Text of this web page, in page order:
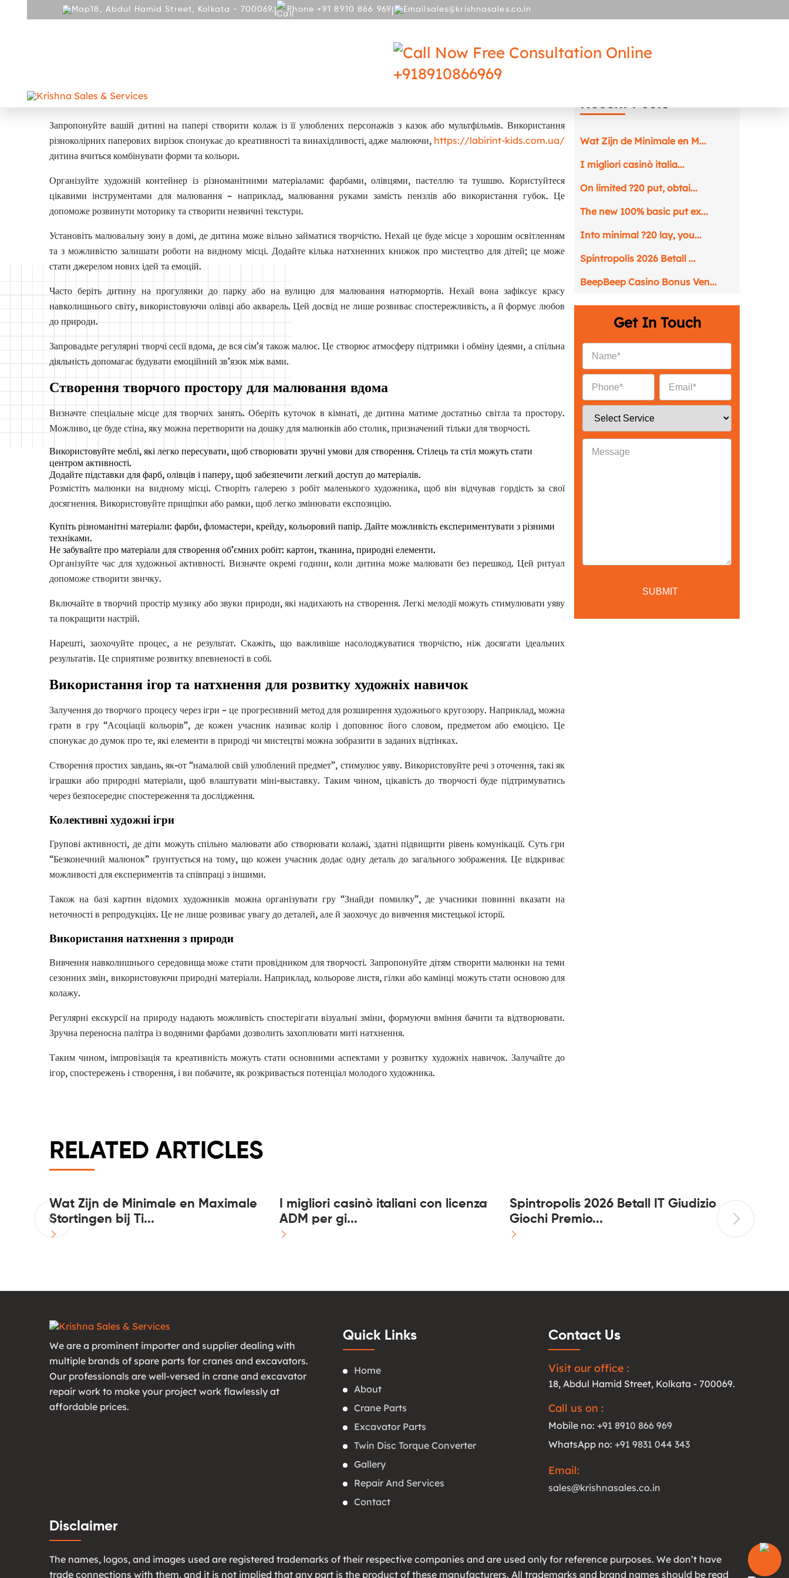
18, Abdul Hamid Street, Kolkata - 700069.| Phone +91 8910 866 969 | sales@krishnasales.co.in
Free Consultation Online
+918910866969
Request a CallBack
Service *
Способи залучення дітей до малювання щодня та їх користь
Запропонуйте вашій дитині на папері створити колаж із її улюблених персонажів з казок або мультфільмів. Використання
різноколірних паперових вирізок спонукає до креативності та винахідливості, адже малюючи, https://labirint-kids.com.ua/
дитина вчиться комбінувати форми та кольори.
Організуйте художній контейнер із різноманітними матеріалами: фарбами, олівцями, пастеллю та тушшю. Користуйтеся
цікавими інструментами для малювання – наприклад, малювання руками замість пензлів або використання губок. Це
допоможе розвинути моторику та створити незвичні текстури.
Установіть малювальну зону в домі, де дитина може вільно займатися творчістю. Нехай це буде місце з хорошим освітленням
та з можливістю залишати роботи на видному місці. Додайте кілька натхненних книжок про мистецтво для дітей; це може
стати джерелом нових ідей та емоцій.
Часто беріть дитину на прогулянки до парку або на вулицю для малювання натюрмортів. Нехай вона зафіксує красу
навколишнього світу, використовуючи олівці або акварель. Цей досвід не лише розвиває спостережливість, а й формує любов
до природи.
Запровадьте регулярні творчі сесії вдома, де вся сім’я також малює. Це створює атмосферу підтримки і обміну ідеями, а спільна
діяльність допомагає будувати емоційний зв’язок між вами.
Створення творчого простору для малювання вдома
Визначте спеціальне місце для творчих занять. Оберіть куточок в кімнаті, де дитина матиме достатньо світла та простору.
Можливо, це буде стіна, яку можна перетворити на дошку для малюнків або столик, призначений тільки для творчості.
Використовуйте меблі, які легко пересувати, щоб створювати зручні умови для створення. Стілець та стіл можуть стати
центром активності.
Додайте підставки для фарб, олівців і паперу, щоб забезпечити легкий доступ до матеріалів.
Розмістіть малюнки на видному місці. Створіть галерею з робіт маленького художника, щоб він відчував гордість за свої
досягнення. Використовуйте прищіпки або рамки, щоб легко змінювати експозицію.
Купіть різноманітні матеріали: фарби, фломастери, крейду, кольоровий папір. Дайте можливість експериментувати з різними
техніками.
Не забувайте про матеріали для створення об’ємних робіт: картон, тканина, природні елементи.
Організуйте час для художньої активності. Визначте окремі години, коли дитина може малювати без перешкод. Цей ритуал
допоможе створити звичку.
Включайте в творчий простір музику або звуки природи, які надихають на створення. Легкі мелодії можуть стимулювати уяву
та покращити настрій.
Нарешті, заохочуйте процес, а не результат. Скажіть, що важливіше насолоджуватися творчістю, ніж досягати ідеальних
результатів. Це сприятиме розвитку впевненості в собі.
Використання ігор та натхнення для розвитку художніх навичок
Залучення до творчого процесу через ігри – це прогресивний метод для розширення художнього кругозору. Наприклад, можна
грати в гру “Асоціації кольорів”, де кожен учасник називає колір і доповнює його словом, предметом або емоцією. Це
спонукає до думок про те, які елементи в природі чи мистецтві можна зобразити в заданих відтінках.
Створення простих завдань, як-от “намалюй свій улюблений предмет”, стимулює уяву. Використовуйте речі з оточення, такі як
іграшки або природні матеріали, щоб влаштувати міні-выставку. Таким чином, цікавість до творчості буде підтримуватись
через безпосереднє спостереження та дослідження.
Колективні художні ігри
Групові активності, де діти можуть спільно малювати або створювати колажі, здатні підвищити рівень комунікації. Суть гри
“Безконечний малюнок” ґрунтується на тому, що кожен учасник додає одну деталь до загального зображення. Це відкриває
можливості для експериментів та співпраці з іншими.
Також на базі картин відомих художників можна організувати гру “Знайди помилку”, де учасники повинні вказати на
неточності в репродукціях. Це не лише розвиває увагу до деталей, але й заохочує до вивчення мистецької історії.
Використання натхнення з природи
Вивчення навколишнього середовища може стати провідником для творчості. Запропонуйте дітям створити малюнки на теми
сезонних змін, використовуючи природні матеріали. Наприклад, кольорове листя, гілки або камінці можуть стати основою для
колажу.
Регулярні екскурсії на природу надають можливість спостерігати візуальні зміни, формуючи вміння бачити та відтворювати.
Зручна переносна палітра із водяними фарбами дозволить захоплювати миті натхнення.
Таким чином, імпровізація та креативність можуть стати основними аспектами у розвитку художніх навичок. Залучайте до
ігор, спостережень і створення, і ви побачите, як розкривається потенціал молодого художника.
Recent Posts
Wat Zijn de Minimale en M...
I migliori casinò italia...
On limited ?20 put, obtai...
The new 100% basic put ex...
Into minimal ?20 lay, you...
Spintropolis 2026 Betall ...
BeepBeep Casino Bonus Ven...
Get In Touch
RELATED ARTICLES
Wat Zijn de Minimale en Maximale
Stortingen bij Ti...
I migliori casinò italiani con licenza
ADM per gi...
Spintropolis 2026 Betall IT Giudizio
Giochi Premio...
We are a prominent importer and supplier dealing with
multiple brands of spare parts for cranes and excavators.
Our professionals are well-versed in crane and excavator
repair work to make your project work flawlessly at
affordable prices.
Quick Links
Home
About
Crane Parts
Excavator Parts
Twin Disc Torque Converter
Gallery
Repair And Services
Contact
Contact Us
Visit our office :
18, Abdul Hamid Street, Kolkata - 700069.
Call us on :
Mobile no: +91 8910 866 969
WhatsApp no: +91 9831 044 343
Email:
sales@krishnasales.co.in
Disclaimer
The names, logos, and images used are registered trademarks of their respective companies and are used only for reference purposes. We don’t have
trade connections with them, and it is not implied that any part is the product of these manufacturers. All trademarks and brand names should be read